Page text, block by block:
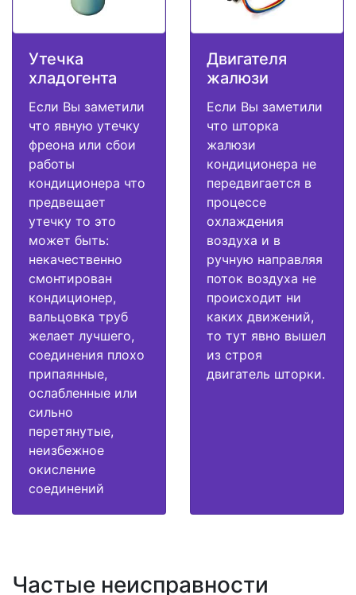
Утечка
хладогента
Если Вы заметили
что явную утечку
фреона или сбои
работы
кондиционера что
предвещает
утечку то это
может быть:
некачественно
смонтирован
кондиционер,
вальцовка труб
желает лучшего,
соединения плохо
припаянные,
ослабленные или
сильно
перетянутые,
неизбежное
окисление
соединений
Двигателя
жалюзи
Если Вы заметили
что шторка
жалюзи
кондиционера не
передвигается в
процессе
охлаждения
воздуха и в
ручную направляя
поток воздуха не
происходит ни
каких движений,
то тут явно вышел
из строя
двигатель шторки.
Частые неисправности